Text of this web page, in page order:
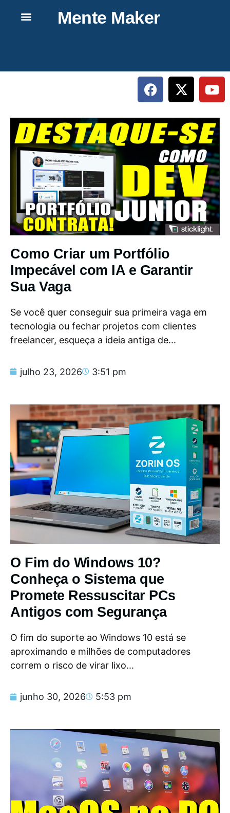
Mente Maker
Como Criar um Portfólio
Impecável com IA e Garantir
Sua Vaga
Se você quer conseguir sua primeira vaga em
tecnologia ou fechar projetos com clientes
freelancer, esqueça a ideia antiga de...
julho 23, 2026 3:51 pm
O Fim do Windows 10?
Conheça o Sistema que
Promete Ressuscitar PCs
Antigos com Segurança
O fim do suporte ao Windows 10 está se
aproximando e milhões de computadores
correm o risco de virar lixo...
junho 30, 2026 5:53 pm